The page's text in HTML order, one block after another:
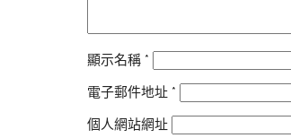
顯示名稱 *
電子郵件地址 *
個人網站網址